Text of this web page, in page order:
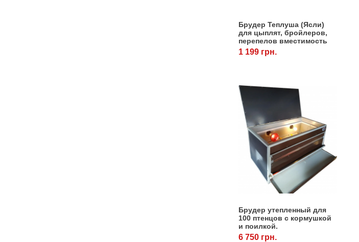
Брудер Теплуша (Ясли)
для цыплят, бройлеров,
перепелов вместимость
до 100 голов
1 199 грн.
Брудер утепленный для
100 птенцов с кормушкой
и поилкой.
6 750 грн.